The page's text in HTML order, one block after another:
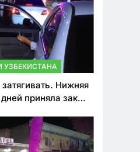
УЗБЕКИСТАНА
Нижняя
приняла закон
ПДД